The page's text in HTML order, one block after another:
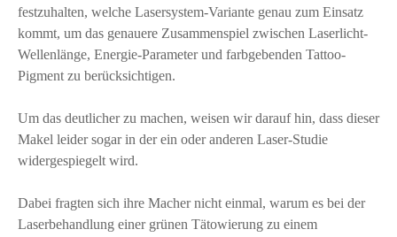
festzuhalten, welche Lasersystem-Variante genau zum Einsatz
kommt, um das genauere Zusammenspiel zwischen Laserlicht-
Wellenlänge, Energie-Parameter und farbgebenden Tattoo-
Pigment zu berücksichtigen.
Um das deutlicher zu machen, weisen wir darauf hin, dass dieser
Makel leider sogar in der ein oder anderen Laser-Studie
widergespiegelt wird.
Dabei fragten sich ihre Macher nicht einmal, warum es bei der
Laserbehandlung einer grünen Tätowierung zu einem